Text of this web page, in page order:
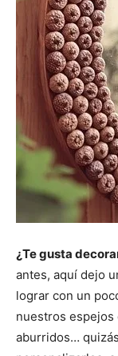
¿Te gusta
antes, aquí dejo
lograr con un
nuestros espejos
aburridos…